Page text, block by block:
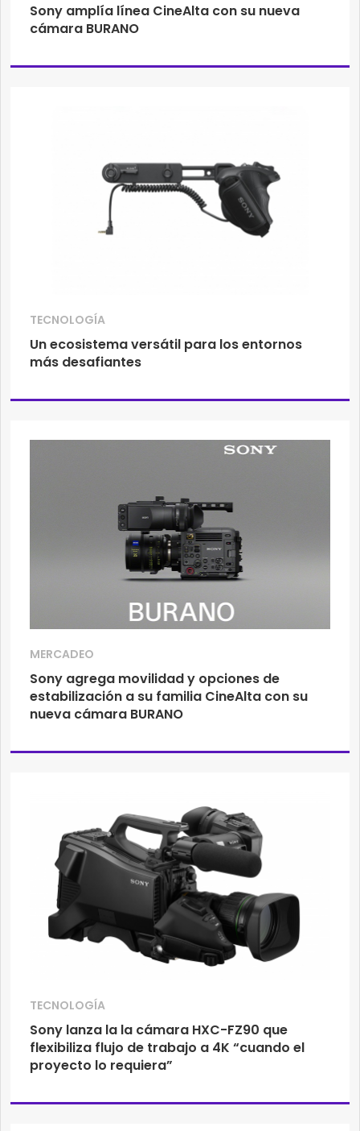
Sony amplía línea CineAlta con su nueva
cámara BURANO
TECNOLOGÍA
Un ecosistema versátil para los entornos
más desafiantes
MERCADEO
Sony agrega movilidad y opciones de
estabilización a su familia CineAlta con su
nueva cámara BURANO
TECNOLOGÍA
Sony lanza la la cámara HXC-FZ90 que
flexibiliza flujo de trabajo a 4K “cuando el
proyecto lo requiera”